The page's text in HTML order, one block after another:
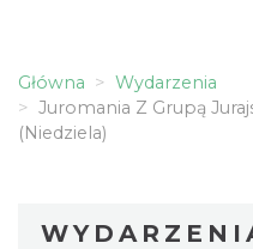
Główna
Wydarzenia
Juromania Z Grupą
(niedziela)